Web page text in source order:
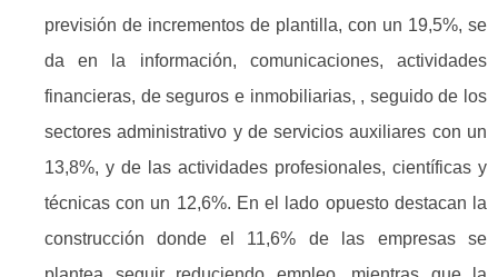
previsión de incrementos de plantilla, con un 19,5%, se
da en la información, comunicaciones, actividades
financieras, de seguros e inmobiliarias, , seguido de los
sectores administrativo y de servicios auxiliares con un
13,8%, y de las actividades profesionales, científicas y
técnicas con un 12,6%. En el lado opuesto destacan la
construcción donde el 11,6% de las empresas se